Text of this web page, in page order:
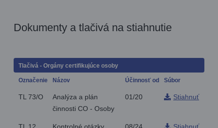
Dokumenty a tlačivá na stiahnutie
Tlačivá - Orgány certifikujúce osoby
Označenie Názov Účinnosť od Súbor
TL 73/O
Analýza a plán
činnosti CO - Osoby
01/20 Stiahnuť